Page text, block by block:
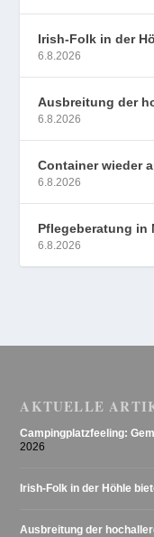
Irish-Folk in der
6.8.2026
Ausbreitung der
6.8.2026
Container wieder
6.8.2026
Pflegeberatung in
6.8.2026
AKTUELLE
Campingplatzfeeling:
2026
Irish-Folk in der Höhle
Ausbreitung der